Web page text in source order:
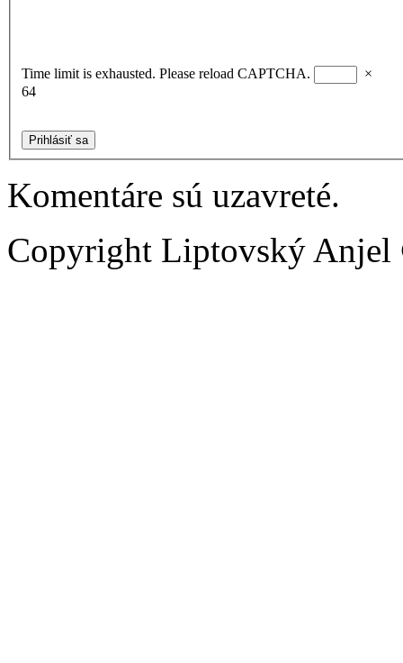
Time limit is exhausted. Please reload CAPTCHA.
×
64
Prihlásiť sa
Komentáre sú uzavreté.
Copyright Liptovský Anjel